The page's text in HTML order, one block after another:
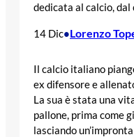
dedicata al calcio, dal
14 Dic•Lorenzo
Il calcio italiano
ex difensore e
La sua è stata una
pallone, prima come
lasciando